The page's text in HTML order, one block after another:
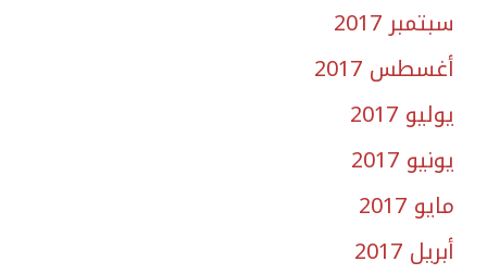
سبتمبر 2017
أغسطس 2017
يوليو 2017
يونيو 2017
مايو 2017
أبريل 2017